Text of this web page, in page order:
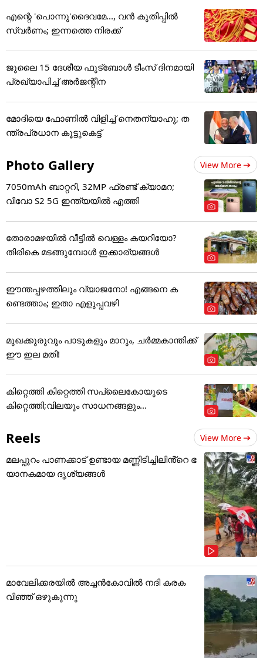
എന്റെ 'പൊന്നു'ദൈവമേ..., വൻ കുതിപ്പിൽ
സ്വർണം; ഇന്നത്തെ നിരക്ക്
ജൂ​ലൈ 15 ദേശീയ ഫുട്ബോൾ ടീംസ് ദിനമായി
പ്രഖ്യാപിച്ച് അ‌ർജന്റീന
മോദിയെ ഫോണിൽ വിളിച്ച് നെതന്യാഹു; ത
ന്ത്രപ്രധാന കൂട്ടുകെട്ട്
Photo Gallery View More
7050mAh ബാറ്ററി, 32MP ഫ്രണ്ട് ക്യാമറ;
വിവോ S2 5G ഇന്ത്യയിൽ എത്തി
തോരാമഴയിൽ വീട്ടിൽ വെള്ളം കയറിയോ?
തിരികെ മടങ്ങുമ്പോൾ ഇക്കാര്യങ്ങൾ
ഈന്തപ്പഴത്തിലും വ്യാജനോ! എങ്ങനെ ക
ണ്ടെത്താം; ഇതാ എളുപ്പവഴി
മുഖക്കുരുവും പാടുകളും മാറും, ചർമ്മകാന്തിക്ക്
ഈ ഇല മതി!
കിറ്റെത്തി കിറ്റെത്തി സപ്ലൈകോയുടെ
കിറ്റെത്തി;വിലയും സാധനങ്ങളും...
Reels View More
മലപ്പുറം പാണക്കാട് ഉണ്ടായ മണ്ണിടിച്ചിലിൻ്റെ ഭ
യാനകമായ ദൃശ്യങ്ങൾ
മാവേലിക്കരയിൽ അച്ചൻകോവിൽ നദി കരക
വിഞ്ഞ് ഒഴുകുന്നു